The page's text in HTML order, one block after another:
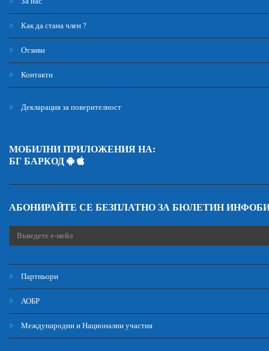
Как да стана член ?
Отзиви
Контакти
Декларация за поверителност
МОБИЛНИ ПРИЛОЖЕНИЯ НА:
БГ БАРКОД
АБОНИРАЙТЕ СЕ БЕЗПЛАТНО ЗА БЮЛЕТИН
Партньори
АОБР
Международни и Национални участия